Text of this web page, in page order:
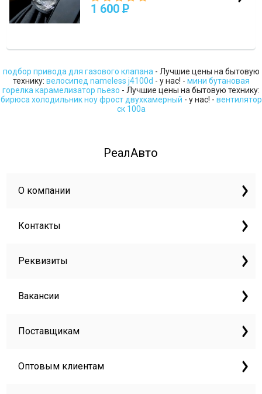
1 600 P
подбор привода для газового клапана - Лучшие цены на бытовую
технику: велосипед nameless j4100d - у нас! - мини бутановая
горелка карамелизатор пьезо - Лучшие цены на бытовую технику:
бирюса холодильник ноу фрост двухкамерный - у нас! - вентилятор
ск 100а
РеалАвто
О компании
Контакты
Реквизиты
Вакансии
Поставщикам
Оптовым клиентам